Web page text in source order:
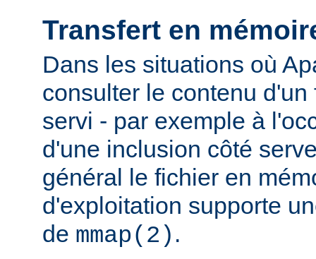
Transfert en
Dans les situations où
consulter le contenu
servi - par exemple à
d'une inclusion côté
général le fichier en
d'exploitation supporte
de mmap(2) .